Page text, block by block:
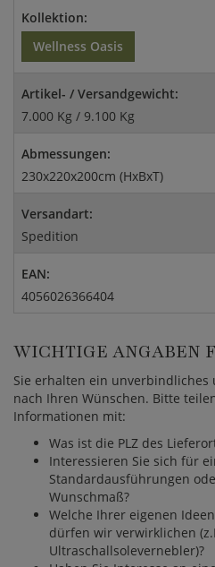
Kollektion:
Wellness Oasis
Artikel- / Versandgewicht:
7.000 Kg / 9.100 Kg
Abmessungen:
230x220x200cm (HxBxT)
Versandart:
Spedition
EAN:
4056026366404
WICHTIGE ANGABEN
Sie erhalten ein
nach Ihren Wünschen. Bitte
Informationen mit:
Was ist die PLZ des
Interessieren Sie sich für
Standardausführungen
Wunschmaß?
Welche Ihrer eigenen
dürfen wir verwirklichen
Ultraschallsolevernebler)?